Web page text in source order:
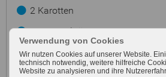
2 Karotten
150 g Walnüsse
Salz, Pfeffer
Verwendung von Cookies
Wir nutzen Cookies auf unserer Website.
technisch notwendig, weitere hilfreiche
Website zu analysieren und ihre